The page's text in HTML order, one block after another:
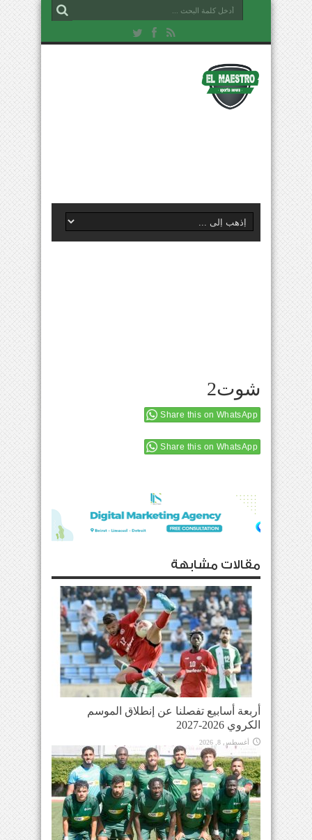
شوت2
Share this on WhatsApp
Share this on WhatsApp
مقالات مشابهة
أربعة أسابيع تفصلنا عن إنطلاق الموسم
الكروي 2026-2027
أغسطس 8, 2026